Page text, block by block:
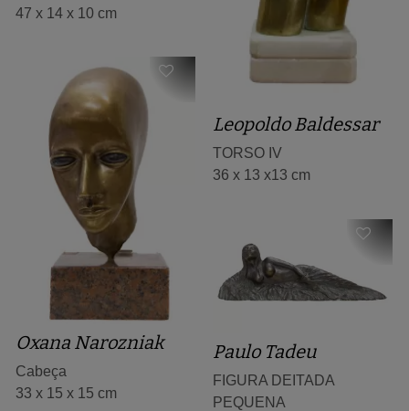
47 x 14 x 10 cm
Leopoldo Baldessar
TORSO IV
36 x 13 x13 cm
Oxana Narozniak
Cabeça
33 x 15 x 15 cm
Paulo Tadeu
FIGURA DEITADA
PEQUENA